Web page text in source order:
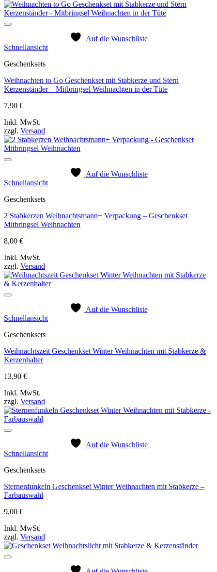
Auf die Wunschliste
Schnellansicht
Geschenksets
Weihnachten to Go Geschenkset mit Stabkerze und Stern
Kerzenständer – Mitbringsel Weihnachten in der Tüte
7,90 €
Inkl. MwSt.
zzgl. Versand
Auf die Wunschliste
Schnellansicht
Geschenksets
2 Stabkerzen Weihnachtsmann+ Verpackung – Geschenkset
Mitbringsel Weihnachten
8,00 €
Inkl. MwSt.
zzgl. Versand
Auf die Wunschliste
Schnellansicht
Geschenksets
Weihnachtszeit Geschenkset Winter Weihnachten mit Stabkerze &
Kerzenhalter
13,90 €
Inkl. MwSt.
zzgl. Versand
Auf die Wunschliste
Schnellansicht
Geschenksets
Sternenfunkeln Geschenkset Winter Weihnachten mit Stabkerze –
Farbauswahl
9,00 €
Inkl. MwSt.
zzgl. Versand